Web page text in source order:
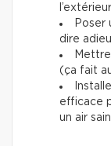
Poser
dire
(ça fait
efficace
un air